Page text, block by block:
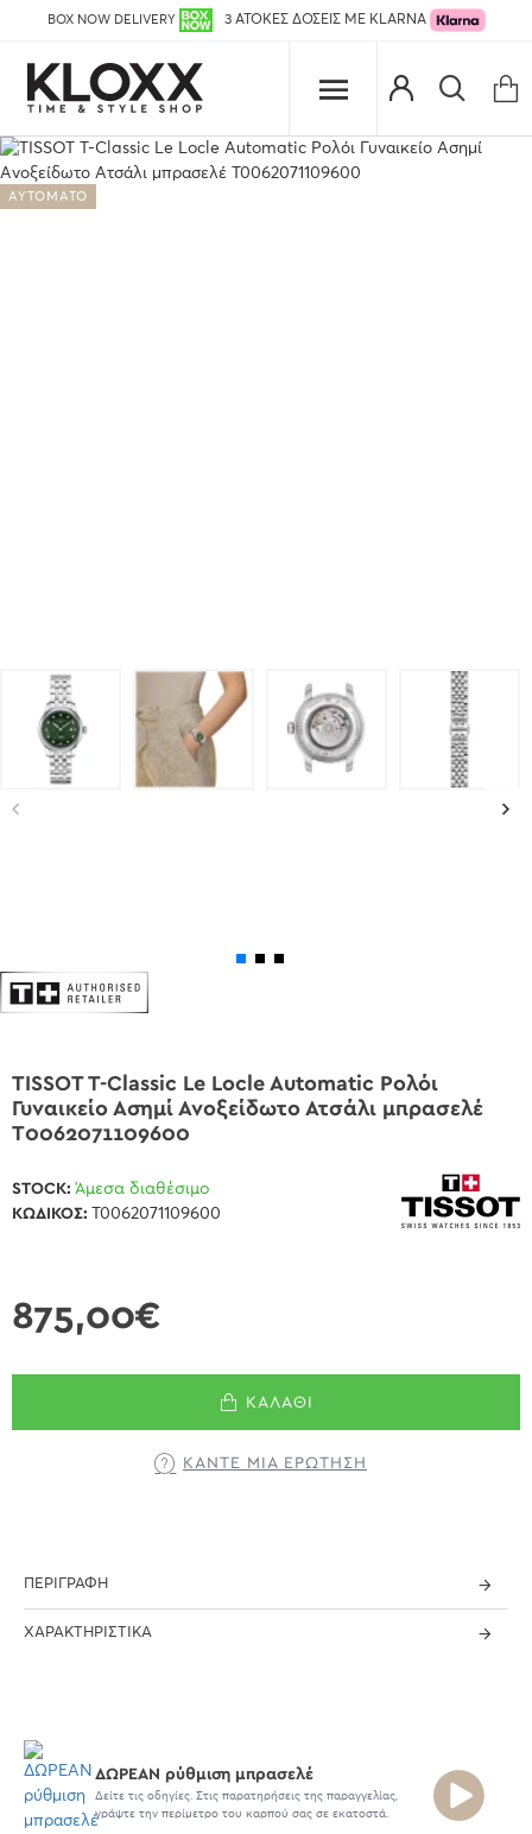
BOX NOW DELIVERY 3 ΑΤΟΚΕΣ ΔΟΣΕΙΣ ΜΕ KLARNA
ΑΥΤΌΜΑΤΟ
TISSOT T-Classic Le Locle Automatic Ρολόι
Γυναικείο Ασημί Ανοξείδωτο Ατσάλι μπρασελέ
T0062071109600
875,00€
STOCK: Άμεσα διαθέσιμο
ΚΩΔΙΚΌΣ:
T0062071109600
ΚΑΛΆΘΙ
ΚΆΝΤΕ ΜΊΑ ΕΡΏΤΗΣΗ
ΠΕΡΙΓΡΑΦΉ
ΧΑΡΑΚΤΗΡΙΣΤΙΚΆ
ΔΩΡΕΑΝ ρύθμιση μπρασελέ
Δείτε τις οδηγίες. Στις παρατηρήσεις της παραγγελίας,
γράψτε την περίμετρο του καρπού σας σε εκατοστά.